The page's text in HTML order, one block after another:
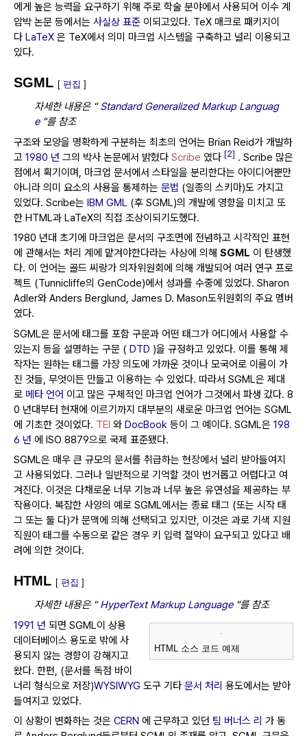
에게 높은 능력을 요구하기 위해 주로 학술 분야에서 사용되어 이수 계
압박 논문 등에서는 사실상 표준 이되고있다. TeX 매크로 패키지이
다 LaTeX 은 TeX에서 의미 마크업 시스템을 구축하고 널리 이용되고
있다.
SGML [ 편집 ]
자세한 내용은 "Standard Generalized Markup Languag
e"를 참조
구조와 모양을 명확하게 구분하는 최초의 언어는 Brian Reid가 개발하
고 1980 년 그의 박사 논문에서 밝혔다 Scribe 였다 [2] . Scribe 많은
점에서 획기이며, 마크업 문서에서 스타일을 분리한다는 아이디어뿐만
아니라 의미 요소의 사용을 통제하는 문법 (일종의 스키마)도 가지고
있었다. Scribe는 IBM GML (후 SGML)의 개발에 영향을 미치고 또
한 HTML과 LaTeX의 직접 조상이되기도했다.
1980 년대 초기에 마크업은 문서의 구조면에 전념하고 시각적인 표현
에 관해서는 처리 계에 맡겨야한다라는 사상에 의해 SGML 이 탄생했
다. 이 언어는 골드 씨랑가 의자위원회에 의해 개발되어 여러 연구 프로
젝트 (Tunnicliffe의 GenCode)에서 성과를 수중에 있었다. Sharon
Adler와 Anders Berglund, James D. Mason도위원회의 주요 멤버
였다.
SGML은 문서에 태그를 포함 구문과 어떤 태그가 어디에서 사용할 수
있는지 등을 설명하는 구문 ( DTD )을 규정하고 있었다. 이를 통해 제
작자는 원하는 태그를 가장 의도에 가까운 것이나 모국어로 이름이 ​​가
진 것들, 무엇이든 만들고 이용하는 수 있었다. 따라서 SGML은 제대
로 메타 언어 이고 많은 구체적인 마크업 언어가 그것에서 파생 갔다. 8
0 년대부터 현재에 이르기까지 대부분의 새로운 마크업 언어는 SGML
에 기초한 것이었다. TEI 와 DocBook 등이 그 예이다. SGML은 198
6 년 에 ISO 8879으로 국제 표준됐다.
SGML은 매우 큰 규모의 문서를 취급하는 현장에서 널리 받아들여지
고 사용되었다. 그러나 일반적으로 기억할 것이 번거롭고 어렵다고 여
겨진다. 이것은 다채로운 너무 기능과 너무 높은 유연성을 제공하는 부
작용이다. 복잡한 사양의 예로 SGML에서는 종료 태그 (또는 시작 태
그 또는 둘 다)가 문맥에 의해 선택되고 있지만, 이것은 과로 기색 지원
직원이 태그를 수동으로 같은 경우 키 입력 절약이 요구되고 있다고 배
려에 의한 것이다.
HTML [ 편집 ]
자세한 내용은 "HyperText Markup Language"를 참조
HTML 소스 코드 예제
1991 년 되면 SGML이 상용
데이터베이스 용도로 밖에 사
용되지 않는 경향이 강해지고
왔다. 한편, (문서를 독점 바이
너리 형식으로 저장)WYSIWYG 도구 기타 문서 처리 용도에서는 받아
들여지고 있었다.
이 상황이 변화하는 것은 CERN 에 근무하고 있던 팀 버너스 리 가 동